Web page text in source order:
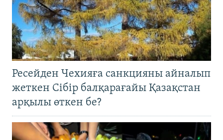
Ресейден Чехияға санкцияны айналып
жеткен Сібір балқарағайы Қазақстан
арқылы өткен бе?